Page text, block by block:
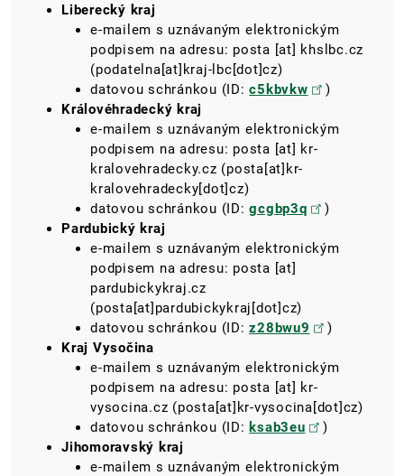
Liberecký kraj
e-mailem s uznávaným elektronickým
podpisem na adresu:​​​​​​​ posta [at] khslbc.cz
(podatelna[at]kraj-lbc[dot]cz)
datovou schránkou (ID:c5kbvkw
)
Královéhradecký kraj
e-mailem s uznávaným elektronickým
podpisem na adresu:​​​​​​​ posta [at] kr-
kralovehradecky.cz (posta[at]kr-
kralovehradecky[dot]cz)
datovou schránkou (ID:gcgbp3q
)
Pardubický kraj
e-mailem s uznávaným elektronickým
podpisem na adresu:​​​​​​​ posta [at]
pardubickykraj.cz
(posta[at]pardubickykraj[dot]cz)
datovou schránkou (ID:z28bwu9
)
Kraj Vysočina
e-mailem s uznávaným elektronickým
podpisem na adresu:​​​​​​​ posta [at] kr-
vysocina.cz (posta[at]kr-vysocina[dot]cz)
datovou schránkou (ID: ksab3eu
)
Jihomoravský kraj
e-mailem s uznávaným elektronickým